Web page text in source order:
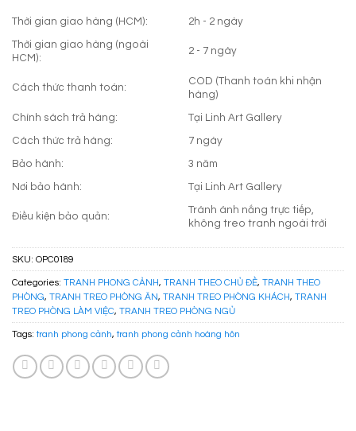
Thời gian giao hàng (HCM): 2h - 2 ngày
Thời gian giao hàng (ngoài
HCM):
2 - 7 ngày
Cách thức thanh toán:
COD (Thanh toán khi nhận
hàng)
Chính sách trả hàng: Tại Linh Art Gallery
Cách thức trả hàng: 7 ngày
Bảo hành: 3 năm
Nơi bảo hành: Tại Linh Art Gallery
Điều kiện bảo quản:
Tránh ánh nắng trực tiếp,
không treo tranh ngoài trời
SKU: OPC0189
Categories: TRANH PHONG CẢNH, TRANH THEO CHỦ ĐỀ, TRANH THEO
PHÒNG, TRANH TREO PHÒNG ĂN, TRANH TREO PHÒNG KHÁCH, TRANH
TREO PHÒNG LÀM VIỆC, TRANH TREO PHÒNG NGỦ
Tags:tranh phong cảnh,tranh phong cảnh hoàng hôn